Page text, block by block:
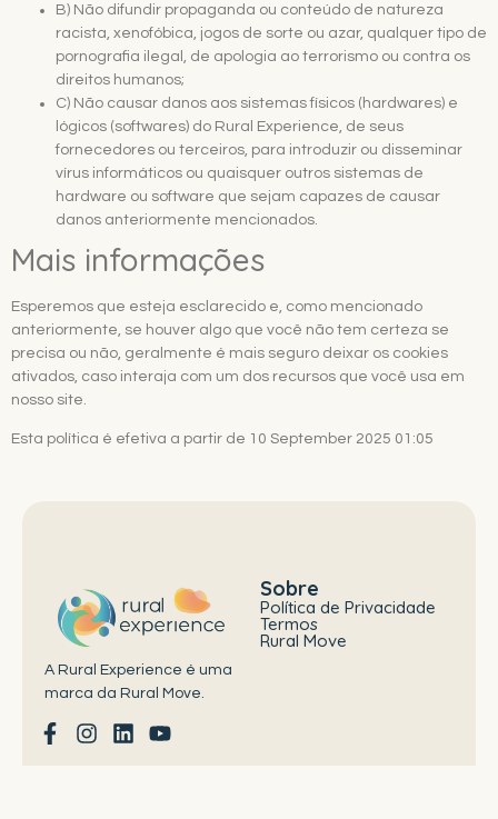
B) Não difundir propaganda ou conteúdo de natureza
racista, xenofóbica, jogos de sorte ou azar, qualquer tipo de
pornografia ilegal, de apologia ao terrorismo ou contra os
direitos humanos;
C) Não causar danos aos sistemas físicos (hardwares) e
lógicos (softwares) do Rural Experience, de seus
fornecedores ou terceiros, para introduzir ou disseminar
vírus informáticos ou quaisquer outros sistemas de
hardware ou software que sejam capazes de causar
danos anteriormente mencionados.
Mais informações
Esperemos que esteja esclarecido e, como mencionado
anteriormente, se houver algo que você não tem certeza se
precisa ou não, geralmente é mais seguro deixar os cookies
ativados, caso interaja com um dos recursos que você usa em
nosso site.
Esta política é efetiva a partir de 10 September 2025 01:05
A Rural Experience é uma
marca da Rural Move.
Sobre
Política de Privacidade
Termos
Rural Move